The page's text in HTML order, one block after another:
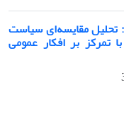
تحلیل مقایسه‌ای سیاست
تمرکز بر افکار عمومی